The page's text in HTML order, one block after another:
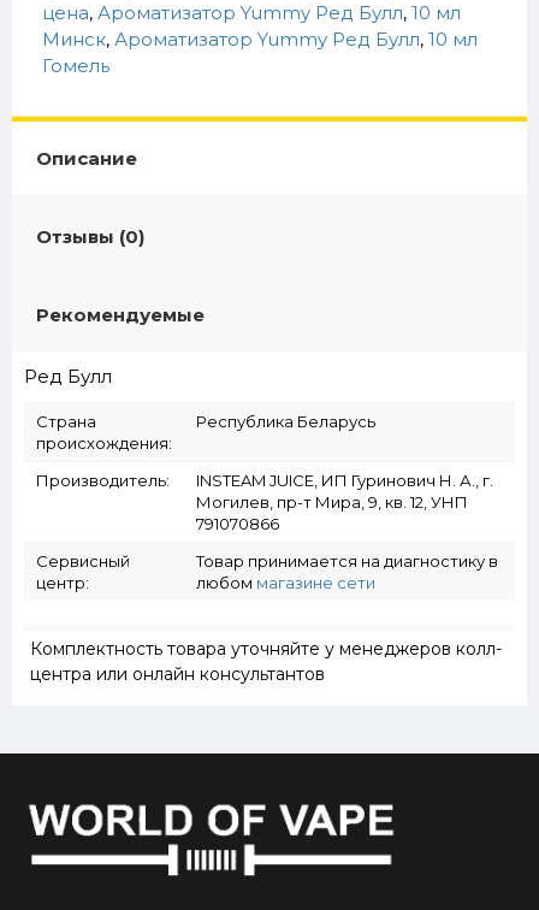
цена, Ароматизатор Yummy Ред Булл, 10 мл
Минск, Ароматизатор Yummy Ред Булл, 10 мл
Гомель
Описание
Отзывы (0)
Рекомендуемые
Ред Булл
Страна
происхождения:
Республика Беларусь
Производитель:
INSTEAM JUICE, ИП Гуринович Н. А., г.
Могилев, пр-т Мира, 9, кв. 12, УНП
791070866
Сервисный
центр:
Товар принимается на диагностику в
любом магазине сети
Комплектность товара уточняйте у менеджеров колл-
центра или онлайн консультантов